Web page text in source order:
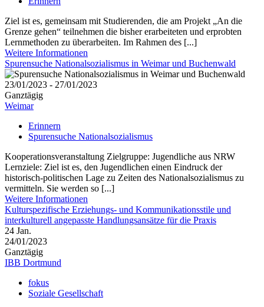
Ziel ist es, gemeinsam mit Studierenden, die am Projekt „An die
Grenze gehen“ teilnehmen die bisher erarbeiteten und erprobten
Lernmethoden zu überarbeiten. Im Rahmen des [...]
Weitere Informationen
Spurensuche Nationalsozialismus in Weimar und Buchenwald
23/01/2023 - 27/01/2023
Ganztägig
Weimar
Erinnern
Spurensuche Nationalsozialismus
Kooperationsveranstaltung Zielgruppe: Jugendliche aus NRW
Lernziele: Ziel ist es, den Jugendlichen einen Eindruck der
historisch-politischen Lage zu Zeiten des Nationalsozialismus zu
vermitteln. Sie werden so [...]
Weitere Informationen
Kulturspezifische Erziehungs- und Kommunikationsstile und
interkulturell angepasste Handlungsansätze für die Praxis
24 Jan.
24/01/2023
Ganztägig
IBB Dortmund
fokus
Soziale Gesellschaft